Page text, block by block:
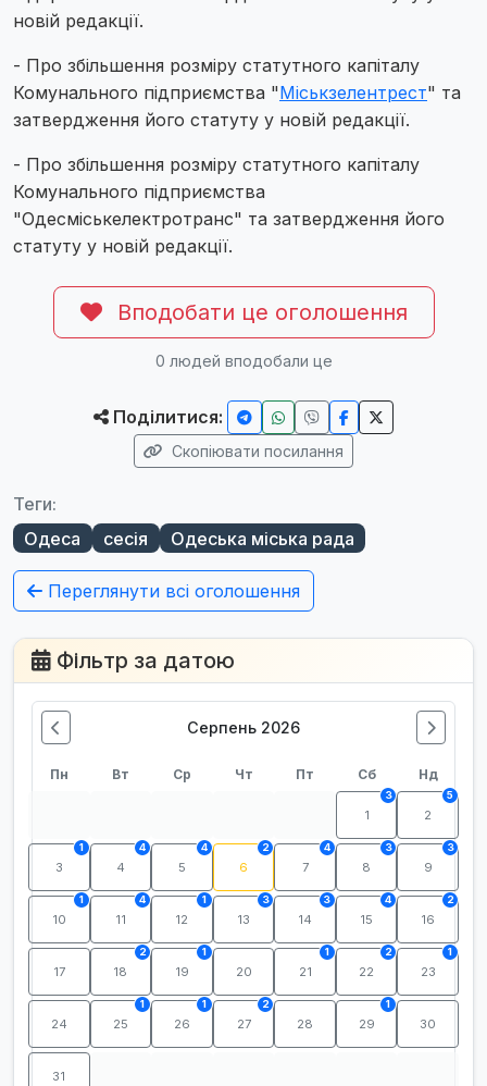
новій редакції.
- Про збільшення розміру статутного капіталу
Комунального підприємства "Міськзелентрест" та
затвердження його статуту у новій редакції.
- Про збільшення розміру статутного капіталу
Комунального підприємства
"Одесміськелектротранс" та затвердження його
статуту у новій редакції.
Вподобати це оголошення
0 людей вподобали це
Поділитися:
Скопіювати посилання
Теги:
Одеса
сесія Одеська міська рада
Переглянути всі оголошення
Фільтр за датою
Серпень 2026
Пн Вт Ср Чт Пт Сб Нд
1
3
2
5
3
1
4
4
5
4
6
2
7
4
8
3
9
3
10
1
11
4
12
1
13
3
14
3
15
4
16
2
17 18
2
19
1
20 21
1
22
2
23
1
24 25
1
26
1
27
2
28 29
1
30
31